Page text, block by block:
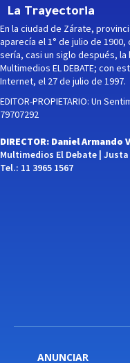
La Trayectoria
En la ciudad de Zárate,
aparecía el 1° de julio de
sería, casi un siglo después,
Multimedios EL DEBATE; con
Internet, el 27 de julio de 1997.
EDITOR-PROPIETARIO: Un
79707292
DIRECTOR: Daniel Armando
Multimedios El Debate |
Tel.: 11 3965 1567
ANUNCIAR